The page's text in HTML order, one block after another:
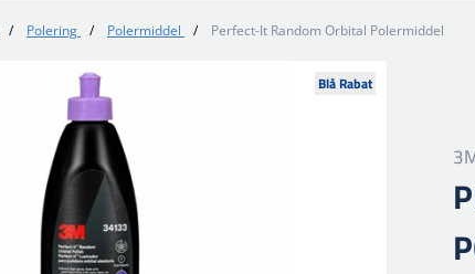
/ Polering / Polermiddel / Perfect-It Random Orbital Polermiddel
Blå Rabat